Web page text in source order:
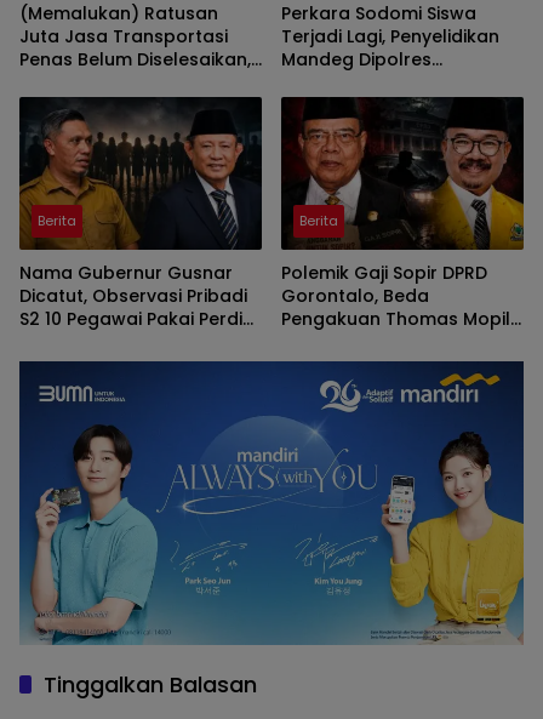
(Memalukan) Ratusan
Juta Jasa Transportasi
Penas Belum Diselesaikan,
Perkara Sodomi Siswa
Terjadi Lagi, Penyelidikan
Mandeg Dipolres
Berita
Nama Gubernur Gusnar
Dicatut, Observasi Pribadi
S2 10 Pegawai Pakai Perdis
Berita
Polemik Gaji Sopir DPRD
Gorontalo, Beda
Pengakuan Thomas Mopili
Membingungkan
Tinggalkan Balasan